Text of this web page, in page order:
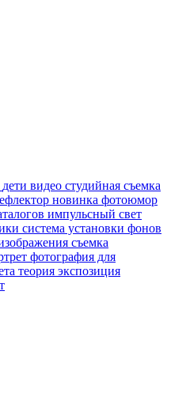
дети видео студийная съемка
новинка фотоюмор
импульсный свет
система установки фонов
съемка
фотография для
теория экспозиция